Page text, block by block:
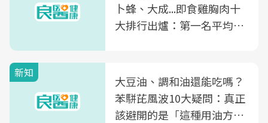
卜蜂、大成...即食雞胸肉十
大排行出爐：第一名平均一
新知
大豆油、調和油還能吃嗎？
苯駢芘風波10大疑問：真正
該避開的是「這種用油方